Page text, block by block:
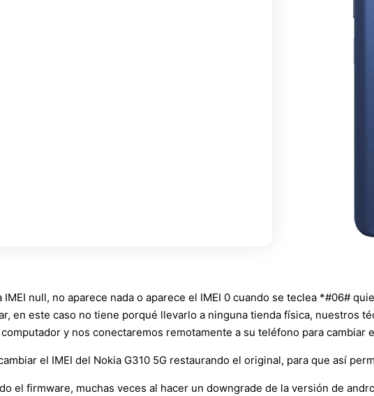
IMEI null, no aparece nada o aparece el IMEI 0 cuando se teclea *#06#
en este caso no tiene porqué llevarlo a ninguna tienda física, nuestros
y nos conectaremos remotamente a su teléfono para cambiar
el IMEI del Nokia G310 5G restaurando el original, para que así
el firmware, muchas veces al hacer un downgrade de la versión de